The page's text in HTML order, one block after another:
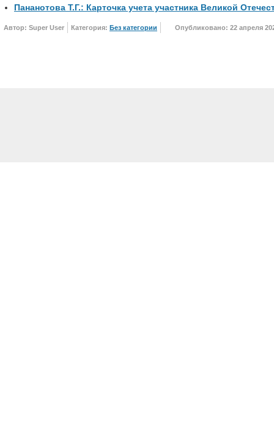
Пананотова Т.Г.: Карточка учета участника Великой
Автор: Super User Категория: Без категории Опубликовано: 22 апреля